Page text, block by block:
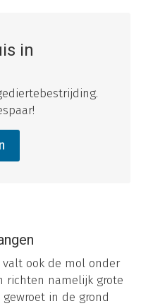
in
valt ook de mol onder
richten namelijk grote
in de grond